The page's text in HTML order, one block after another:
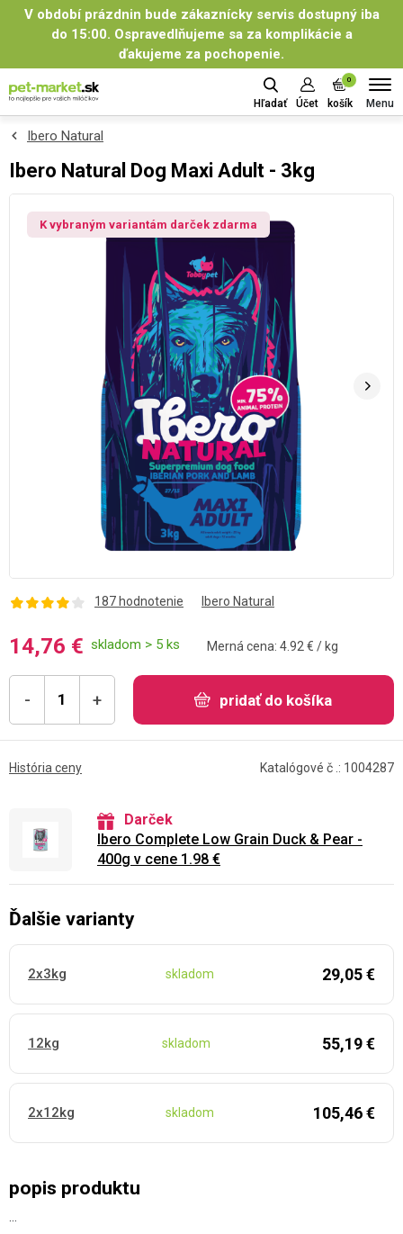
V období prázdnin bude zákaznícky servis dostupný iba
do 15:00. Ospravedlňujeme sa za komplikácie a
ďakujeme za pochopenie.
Hľadať Účet
0
košík Menu
Ibero Natural
Ibero Natural Dog Maxi Adult - 3kg
K vybraným variantám darček zdarma
187 hodnotenie Ibero Natural
popis produktu
14,76 € skladom > 5 ks Merná cena: 4.92 € / kg
- + pridať do košíka
História ceny Katalógové č .: 1004287
Darček
Ibero Complete Low Grain Duck & Pear -
400g v cene 1.98 €
Ďalšie varianty
2x3kg skladom 29,05 €
12kg skladom 55,19 €
2x12kg skladom 105,46 €